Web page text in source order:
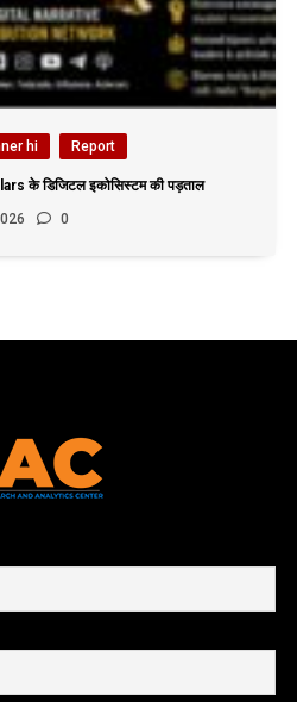
hi Report
के डिजिटल इकोसिस्टम की पड़ताल
0